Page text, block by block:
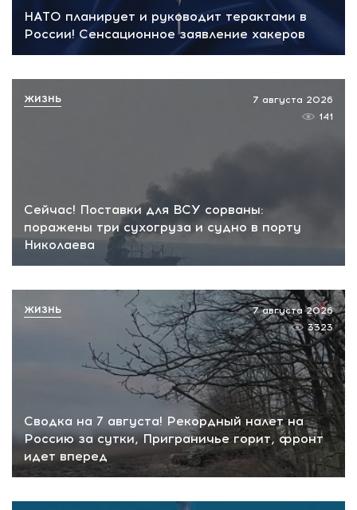
НАТО планирует и руководит терактами в
России! Сенсационное заявление хакеров
Сейчас! Поставки для ВСУ сорваны:
поражены три сухогруза и судно в порту
Николаева
7 августа 2026
141
ЖИЗНЬ
Сводка на 7 августа! Рекордный налет на
Россию за сутки, Приграничье горит, фронт
идет вперед
7 августа 2026
3323
ЖИЗНЬ